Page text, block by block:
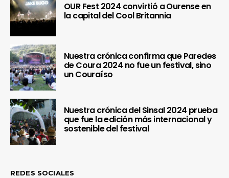
OUR Fest 2024 convirtió a Ourense en
la capital del Cool Britannia
Nuestra crónica confirma que Paredes
de Coura 2024 no fue un festival, sino
un Couraíso
Nuestra crónica del Sinsal 2024 prueba
que fue la edición más internacional y
sostenible del festival
REDES SOCIALES